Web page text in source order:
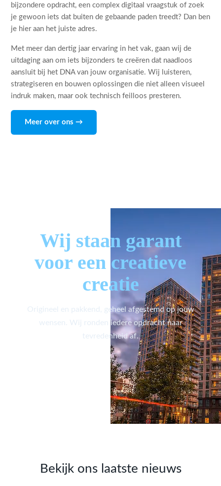
bijzondere opdracht, een complex digitaal vraagstuk of zoek
je gewoon iets dat buiten de gebaande paden treedt? Dan ben
je hier aan het juiste adres.
Met meer dan dertig jaar ervaring in het vak, gaan wij de
uitdaging aan om iets bijzonders te creëren dat naadloos
aansluit bij het DNA van jouw organisatie. Wij luisteren,
strategiseren en bouwen oplossingen die niet alleen visueel
indruk maken, maar ook technisch feilloos presteren.
Meer over ons →
Wij staan garant
voor een creatieve
creatie
Origineel en pakkend, geheel afgestemd op jouw
wensen. Wij ronden iedere opdracht naar
tevredenheid af.
Bekijk ons laatste nieuws